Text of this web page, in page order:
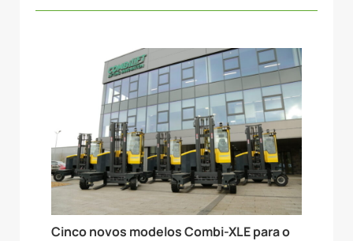
Cinco novos modelos Combi-XLE para o